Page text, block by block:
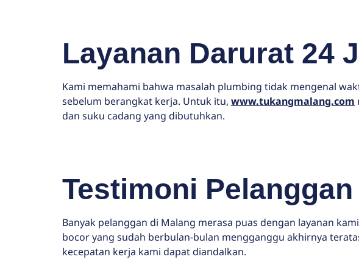
Layanan Darurat 24
Kami memahami bahwa masalah plumbing tidak mengenal
sebelum berangkat kerja. Untuk itu, www.tukangmalang.com
dan suku cadang yang dibutuhkan.
Testimoni
Banyak pelanggan di Malang merasa puas dengan layanan
bocor yang sudah berbulan-bulan mengganggu akhirnya
kecepatan kerja kami dapat diandalkan.